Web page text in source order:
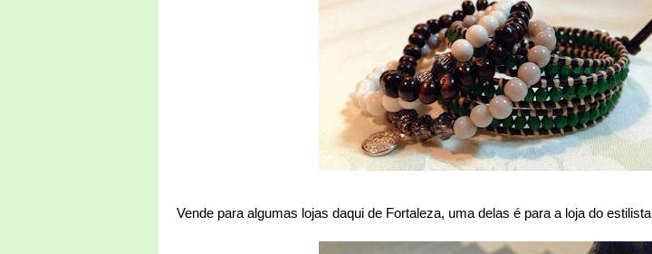
Vende para algumas lojas daqui de Fortaleza, uma delas é para a loja do estilista